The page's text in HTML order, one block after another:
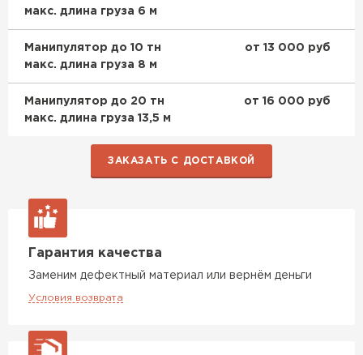
макс. длина груза 6 м
Манипулятор до 10 тн
макс. длина груза 8 м
от 13 000 руб
Манипулятор до 20 тн
макс. длина груза 13,5 м
от 16 000 руб
ЗАКАЗАТЬ С ДОСТАВКОЙ
Гарантия качества
Заменим дефектный материал или вернём деньги
Условия возврата